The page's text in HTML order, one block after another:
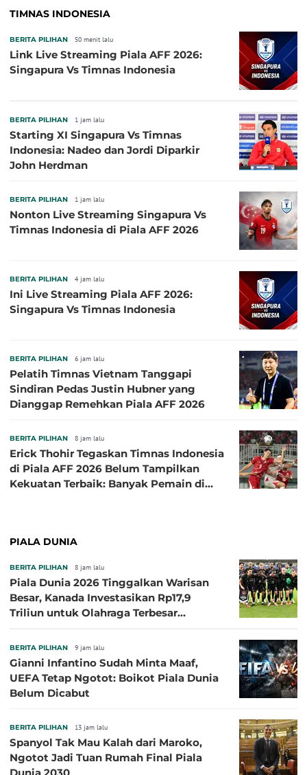
TIMNAS INDONESIA
BERITA PILIHAN 50 menit lalu
Link Live Streaming Piala AFF 2026:
Singapura Vs Timnas Indonesia
BERITA PILIHAN 1 jam lalu
Starting XI Singapura Vs Timnas
Indonesia: Nadeo dan Jordi Diparkir
John Herdman
BERITA PILIHAN 1 jam lalu
Nonton Live Streaming Singapura Vs
Timnas Indonesia di Piala AFF 2026
BERITA PILIHAN 4 jam lalu
Ini Live Streaming Piala AFF 2026:
Singapura Vs Timnas Indonesia
BERITA PILIHAN 6 jam lalu
Pelatih Timnas Vietnam Tanggapi
Sindiran Pedas Justin Hubner yang
Dianggap Remehkan Piala AFF 2026
BERITA PILIHAN 8 jam lalu
Erick Thohir Tegaskan Timnas Indonesia
di Piala AFF 2026 Belum Tampilkan
Kekuatan Terbaik: Banyak Pemain di
PIALA DUNIA
BERITA PILIHAN 8 jam lalu
Piala Dunia 2026 Tinggalkan Warisan
Besar, Kanada Investasikan Rp17,9
Triliun untuk Olahraga Terbesar
BERITA PILIHAN 9 jam lalu
Gianni Infantino Sudah Minta Maaf,
UEFA Tetap Ngotot: Boikot Piala Dunia
Belum Dicabut
BERITA PILIHAN 13 jam lalu
Spanyol Tak Mau Kalah dari Maroko,
Ngotot Jadi Tuan Rumah Final Piala